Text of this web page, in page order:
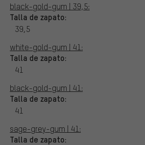
black-gold-gum | 39,5:
Talla de zapato:
39,5
white-gold-gum | 41:
Talla de zapato:
41
black-gold-gum | 41:
Talla de zapato:
41
sage-grey-gum | 41:
Talla de zapato: